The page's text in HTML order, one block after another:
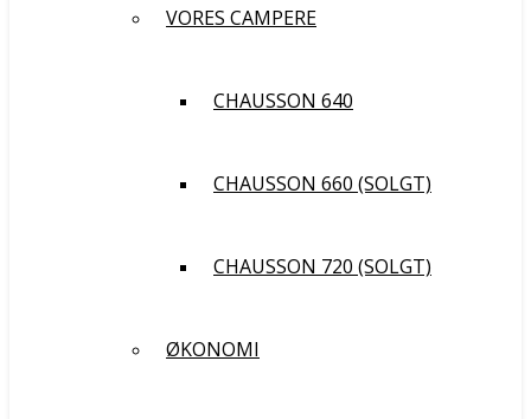
VORES CAMPERE
CHAUSSON 640
CHAUSSON 660 (SOLGT)
CHAUSSON 720 (SOLGT)
ØKONOMI